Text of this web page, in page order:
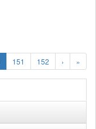
151 152 › »